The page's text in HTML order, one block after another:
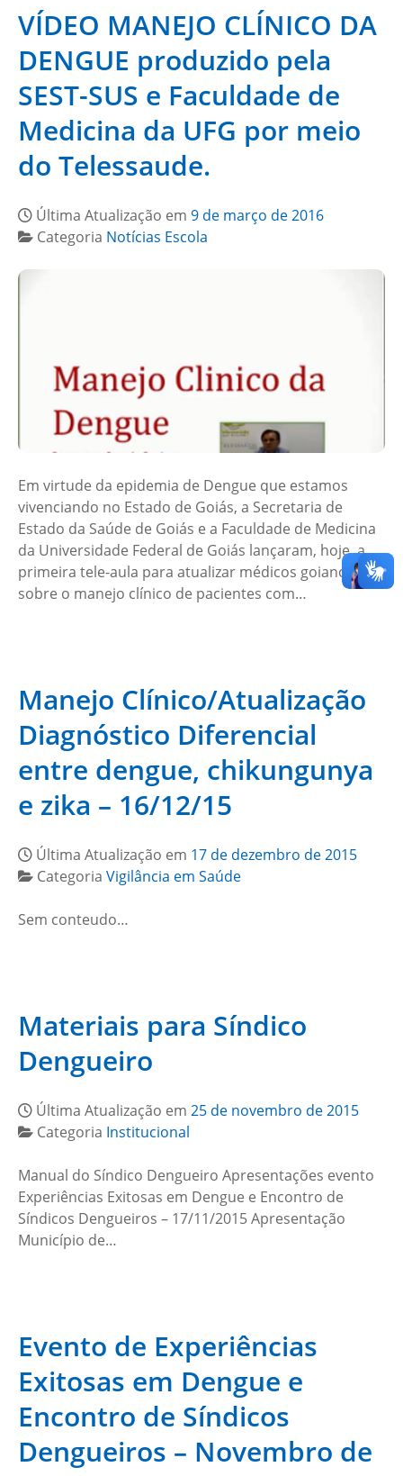
VÍDEO MANEJO CLÍNICO DA
DENGUE produzido pela
SEST-SUS e Faculdade de
Medicina da UFG por meio
do Telessaude.
Última Atualização em 9 de março de 2016
Categoria Notícias Escola
Em virtude da epidemia de Dengue que estamos
vivenciando no Estado de Goiás, a Secretaria de
Estado da Saúde de Goiás e a Faculdade de Medicina
da Universidade Federal de Goiás lançaram, hoje, a
primeira tele-aula para atualizar médicos goianos
sobre o manejo clínico de pacientes com…
Manejo Clínico/Atualização
Diagnóstico Diferencial
entre dengue, chikungunya
e zika – 16/12/15
Última Atualização em 17 de dezembro de 2015
Categoria Vigilância em Saúde
Sem conteudo…
Materiais para Síndico
Dengueiro
Última Atualização em 25 de novembro de 2015
Categoria Institucional
Manual do Síndico Dengueiro Apresentações evento
Experiências Exitosas em Dengue e Encontro de
Síndicos Dengueiros – 17/11/2015 Apresentação
Município de…
Evento de Experiências
Exitosas em Dengue e
Encontro de Síndicos
Dengueiros – Novembro de